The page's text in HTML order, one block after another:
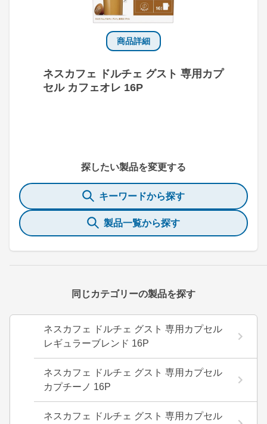
商品詳細
ネスカフェ ドルチェ グスト 専用カプ
セル カフェオレ 16P
探したい製品を変更する
キーワードから探す
製品一覧から探す
同じカテゴリーの製品を探す
ネスカフェ ドルチェ グスト 専用カプセル
レギュラーブレンド 16P
ネスカフェ ドルチェ グスト 専用カプセル
カプチーノ 16P
ネスカフェ ドルチェ グスト 専用カプセル